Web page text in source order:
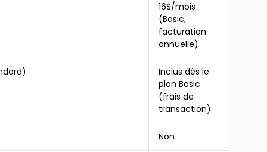
16$/mois
(Basic,
facturation
annuelle)
Inclus dès le
plan Basic
(frais de
transaction)
Non